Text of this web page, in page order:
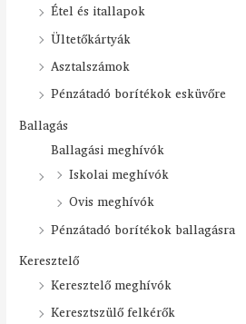
Étel és itallapok
Ültetőkártyák
Asztalszámok
Pénzátadó borítékok esküvőre
Ballagás
Ballagási meghívók
Iskolai meghívók
Ovis meghívók
Pénzátadó borítékok ballagásra
Keresztelő
Keresztelő meghívók
Keresztszülő felkérők